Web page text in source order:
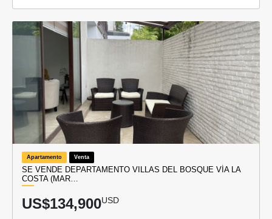
Apartamento Venta
SE VENDE DEPARTAMENTO VILLAS DEL BOSQUE VÍA LA
COSTA (MAR…
US$134,900USD